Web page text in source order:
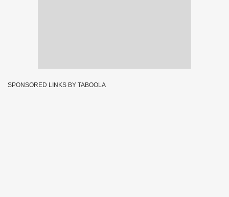
SPONSORED LINKS BY TABOOLA